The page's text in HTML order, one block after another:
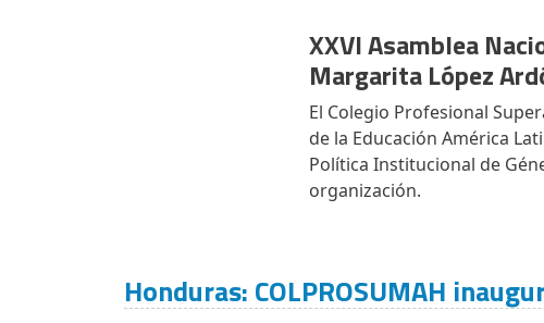
XXVI Asamblea
Margarita López
El Colegio Profesional
de la Educación América
Política Institucional de
organización.
Honduras: COLPROSUMAH